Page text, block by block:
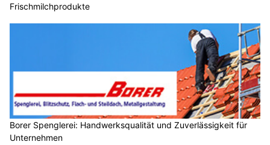
Frischmilchprodukte
Borer Spenglerei: Handwerksqualität und Zuverlässigkeit für
Unternehmen